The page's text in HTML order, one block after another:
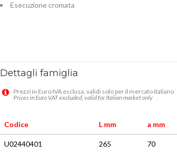
Esecuzione cromata
Dettagli famiglia
Prezzi in Euro IVA esclusa, validi solo per il mercato italiano
Prices in Euro VAT excluded, valid for Italian market only
Codice L mm a mm
U02440401 265 70